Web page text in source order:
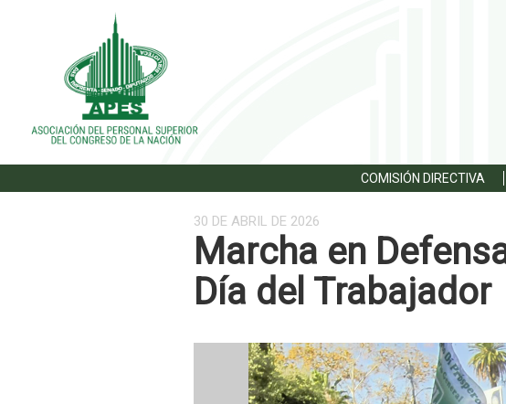
COMISIÓN DIRECTIVA
30 DE ABRIL DE 2026
Marcha en
Día del Trabajador
Previous